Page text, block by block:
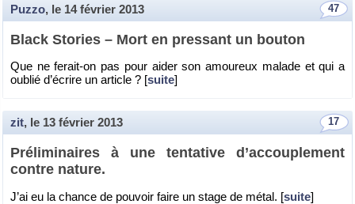
47
Puzzo, le 14 février 2013
Black Sto­ries – Mort en pres­sant un bou­ton
Que ne fe­rait-on pas pour aider son amou­reux ma­lade et qui a
ou­blié d’écrire un ar­ticle ? [suite]
17
zit, le 13 février 2013
Pré­li­mi­naires à une ten­ta­tive d’ac­cou­ple­ment
contre na­ture.
J’ai eu la chance de pou­voir faire un stage de métal. [suite]